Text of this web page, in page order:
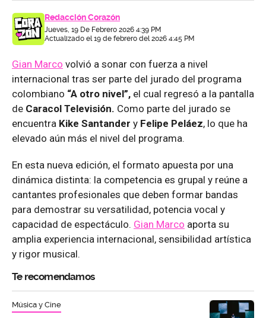
Redacción Corazón
Jueves, 19 De Febrero 2026 4:39 PM
Actualizado el 19 de febrero del 2026 4:45 PM
Gian Marco volvió a sonar con fuerza a nivel
internacional tras ser parte del jurado del programa
colombiano “A otro nivel”, el cual regresó a la pantalla
de Caracol Televisión. Como parte del jurado se
encuentra Kike Santander y Felipe Peláez, lo que ha
elevado aún más el nivel del programa.
En esta nueva edición, el formato apuesta por una
dinámica distinta: la competencia es grupal y reúne a
cantantes profesionales que deben formar bandas
para demostrar su versatilidad, potencia vocal y
capacidad de espectáculo. Gian Marco aporta su
amplia experiencia internacional, sensibilidad artística
y rigor musical.
Te recomendamos
Música y Cine